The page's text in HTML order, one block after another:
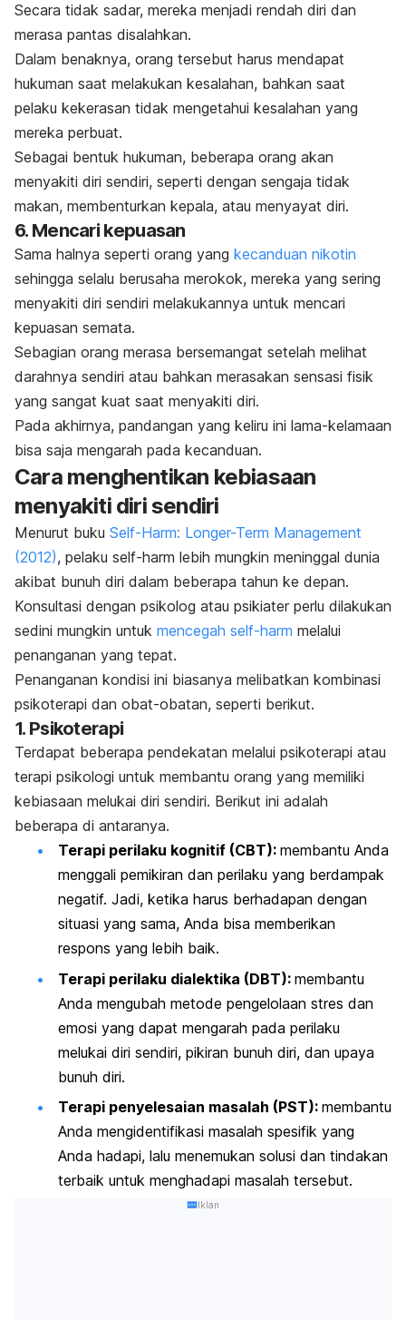
Secara tidak sadar, mereka menjadi rendah diri dan
merasa pantas disalahkan.
Dalam benaknya, orang tersebut harus mendapat
hukuman saat melakukan kesalahan, bahkan saat
pelaku kekerasan tidak mengetahui kesalahan yang
mereka perbuat.
Sebagai bentuk hukuman, beberapa orang akan
menyakiti diri sendiri, seperti dengan sengaja tidak
makan, membenturkan kepala, atau menyayat diri.
6. Mencari kepuasan
Sama halnya seperti orang yang kecanduan nikotin
sehingga selalu berusaha merokok, mereka yang sering
menyakiti diri sendiri melakukannya untuk mencari
kepuasan semata.
Sebagian orang merasa bersemangat setelah melihat
darahnya sendiri atau bahkan merasakan sensasi fisik
yang sangat kuat saat menyakiti diri.
Pada akhirnya, pandangan yang keliru ini lama-kelamaan
bisa saja mengarah pada kecanduan.
Cara menghentikan kebiasaan
menyakiti diri sendiri
Menurut buku Self-Harm: Longer-Term Management
(2012), pelaku self-harm lebih mungkin meninggal dunia
akibat bunuh diri dalam beberapa tahun ke depan.
Konsultasi dengan psikolog atau psikiater perlu dilakukan
sedini mungkin untuk mencegah self-harm melalui
penanganan yang tepat.
Penanganan kondisi ini biasanya melibatkan kombinasi
psikoterapi dan obat-obatan, seperti berikut.
1. Psikoterapi
Terdapat beberapa pendekatan melalui psikoterapi atau
terapi psikologi untuk membantu orang yang memiliki
kebiasaan melukai diri sendiri. Berikut ini adalah
beberapa di antaranya.
Terapi perilaku kognitif (CBT): membantu Anda
menggali pemikiran dan perilaku yang berdampak
negatif. Jadi, ketika harus berhadapan dengan
situasi yang sama, Anda bisa memberikan
respons yang lebih baik.
Terapi perilaku dialektika (DBT): membantu
Anda mengubah metode pengelolaan stres dan
emosi yang dapat mengarah pada perilaku
melukai diri sendiri, pikiran bunuh diri, dan upaya
bunuh diri.
Terapi penyelesaian masalah (PST): membantu
Anda mengidentifikasi masalah spesifik yang
Anda hadapi, lalu menemukan solusi dan tindakan
terbaik untuk menghadapi masalah tersebut.
Iklan